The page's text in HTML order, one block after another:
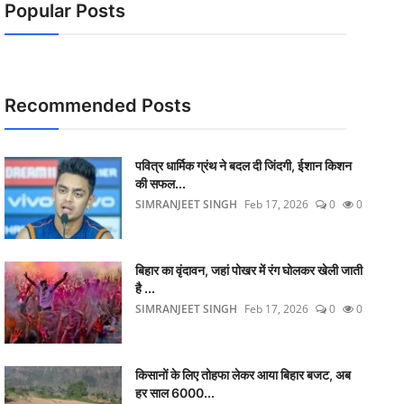
Popular Posts
Recommended Posts
पवित्र धार्मिक ग्रंथ ने बदल दी जिंदगी, ईशान किशन
की सफल...
SIMRANJEET SINGH Feb 17, 2026 0 0
बिहार का वृंदावन, जहां पोखर में रंग घोलकर खेली जाती
है ...
SIMRANJEET SINGH Feb 17, 2026 0 0
किसानों के लिए तोहफा लेकर आया बिहार बजट, अब
हर साल 6000...